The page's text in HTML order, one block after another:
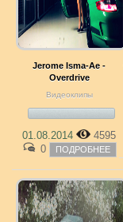
Jerome Isma-Ae -
Overdrive
Видеоклипы
01.08.2014
4595
0
ПОДРОБНЕЕ